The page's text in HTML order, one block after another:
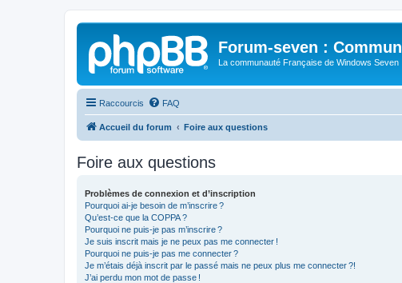
Forum-seven :
La communauté Française de Windows Seven
Raccourcis FAQ
Accueil du forum Foire aux questions
Foire aux questions
Problèmes de connexion et d’inscription
Pourquoi ai-je besoin de m’inscrire ?
Qu’est-ce que la COPPA ?
Pourquoi ne puis-je pas m’inscrire ?
Je suis inscrit mais je ne peux pas me connecter !
Pourquoi ne puis-je pas me connecter ?
Je m’étais déjà inscrit par le passé mais ne peux plus me connecter ?!
J’ai perdu mon mot de passe !